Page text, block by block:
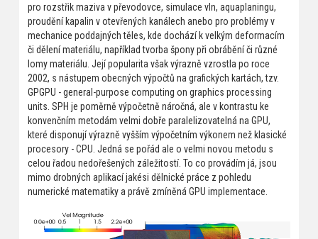
pro rozstřik maziva v převodovce, simulace vln, aquaplaningu,
proudění kapalin v otevřených kanálech anebo pro problémy v
mechanice poddajných těles, kde dochází k velkým deformacím
či dělení materiálu, například tvorba špony při obrábění či různé
lomy materiálu. Její popularita však výrazně vzrostla po roce
2002, s nástupem obecných výpočtů na grafických kartách, tzv.
GPGPU - general-purpose computing on graphics processing
units. SPH je poměrně výpočetně náročná, ale v kontrastu ke
konvenčním metodám velmi dobře paralelizovatelná na GPU,
které disponují výrazně vyšším výpočetním výkonem než klasické
procesory - CPU. Jedná se pořád ale o velmi novou metodu s
celou řadou nedořešených záležitostí. To co provádím já, jsou
mimo drobných aplikací jakési dělnické práce z pohledu
numerické matematiky a právě zmíněná GPU implementace.